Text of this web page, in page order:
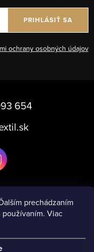
prechádzaním
Viac
ochrany osobných údajov
PRIHLÁSIŤ SA
654